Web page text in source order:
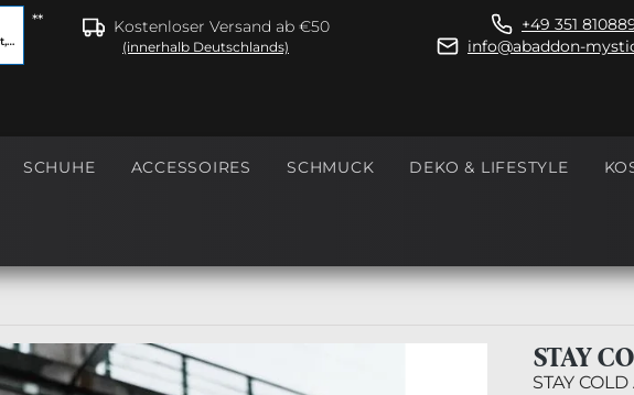
** Kostenloser Versand ab €50
(innerhalb Deutschlands)
+49 351
info@abaddon-
SCHUHE ACCESSOIRES SCHMUCK DEKO & LIFESTYLE
STAY
STAY